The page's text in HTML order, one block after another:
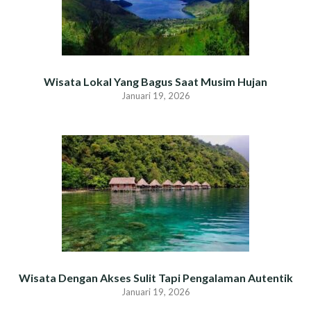
Wisata Lokal Yang Bagus Saat Musim Hujan
Januari 19, 2026
Wisata Dengan Akses Sulit Tapi Pengalaman Autentik
Januari 19, 2026